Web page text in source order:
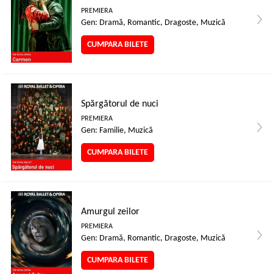
PREMIERA
Gen: Dramă, Romantic, Dragoste, Muzică
CUMPARA BILETE
Spărgătorul de nuci
PREMIERA
Gen: Familie, Muzică
CUMPARA BILETE
Amurgul zeilor
PREMIERA
Gen: Dramă, Romantic, Dragoste, Muzică
CUMPARA BILETE